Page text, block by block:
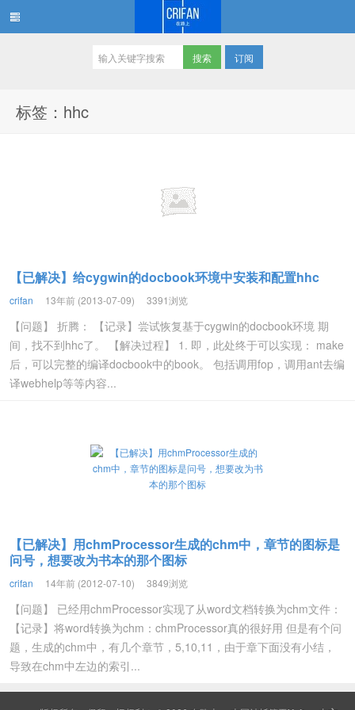
订阅
标签：hhc
【已解决】给cygwin的docbook环境中安装和配置hhc
crifan 13年前 (2013-07-09) 3391浏览
【问题】 折腾： 【记录】尝试恢复基于cygwin的docbook环境 期
间，找不到hhc了。 【解决过程】 1. 即，此处终于可以实现： make
后，可以完整的编译docbook中的book。 包括调用fop，调用ant去编
译webhelp等等内容...
【已解决】用chmProcessor生成的chm中，章节的图标是
问号，想要改为书本的那个图标
crifan 14年前 (2012-07-10) 3849浏览
【问题】 已经用chmProcessor实现了从word文档转换为chm文件：
【记录】将word转换为chm：chmProcessor真的很好用 但是有个问
题，生成的chm中，有几个章节，5,10,11，由于章下面没有小结，
导致在chm中左边的索引...